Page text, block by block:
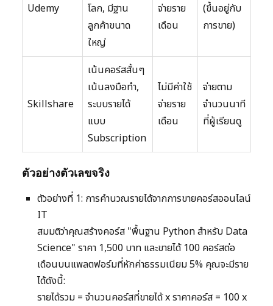
Udemy
โลก, มีฐาน
ลูกค้าขนาด
ใหญ่
จ่ายราย
เดือน
(ขึ้นอยู่กับ
การขาย)
Skillshare
เน้นคอร์สสั้นๆ
เน้นลงมือทำ,
ระบบรายได้
แบบ
Subscription
ไม่มีค่าใช้
จ่ายราย
เดือน
จ่ายตาม
จำนวนนาที
ที่ผู้เรียนดู
ตัวอย่างตัวเลขจริง
ตัวอย่างที่ 1: การคำนวณรายได้จากการขายคอร์สออนไลน์
IT
สมมติว่าคุณสร้างคอร์ส "พื้นฐาน Python สำหรับ Data
Science" ราคา 1,500 บาท และขายได้ 100 คอร์สต่อ
เดือนบนแพลตฟอร์มที่หักค่าธรรมเนียม 5% คุณจะมีราย
ได้ดังนี้:
รายได้รวม = จำนวนคอร์สที่ขายได้ x ราคาคอร์ส = 100 x